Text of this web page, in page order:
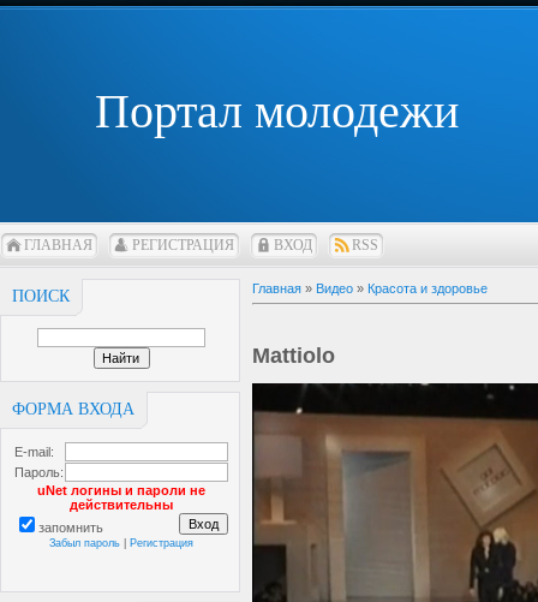
Портал молодежи
ГЛАВНАЯ РЕГИСТРАЦИЯ ВХОД RSS
ПОИСК
ФОРМА ВХОДА
E-mail:
Пароль:
uNet логины и пароли не
действительны
запомнить
Забыл пароль Регистрация
Главная » Видео » Красота и здоровье
Mattiolo